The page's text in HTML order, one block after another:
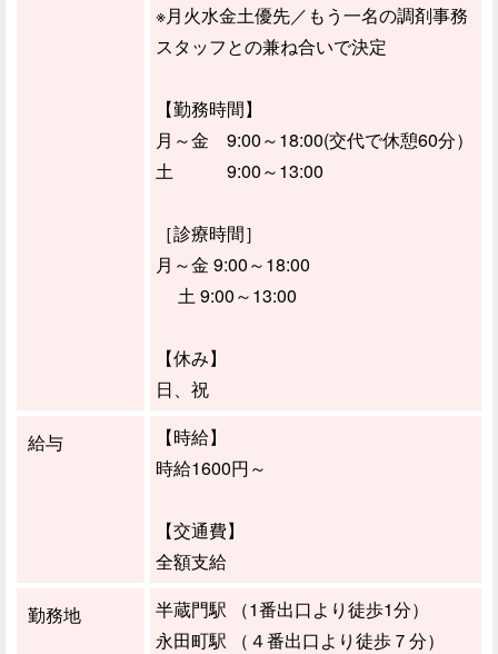
※月火水金土優先／もう一名の調剤事務
スタッフとの兼ね合いで決定
【勤務時間】
月～金 9:00～18:00(交代で休憩60分）
土 9:00～13:00
［診療時間］
月～金 9:00～18:00
土 9:00～13:00
【休み】
日、祝
給与
【時給】
時給1600円～
【交通費】
全額支給
勤務地
半蔵門駅 （1番出口より徒歩1分）
永田町駅 （４番出口より徒歩７分）